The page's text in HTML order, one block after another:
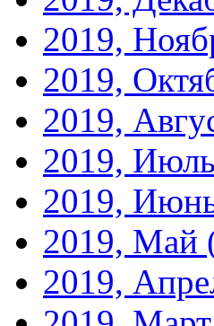
2019,
2019,
2019,
2019, Июль
2019,
2019, Май
2019,